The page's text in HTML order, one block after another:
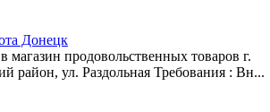
Донецк
магазин продовольственных товаров г.
район, ул. Раздольная Требования : Вн...